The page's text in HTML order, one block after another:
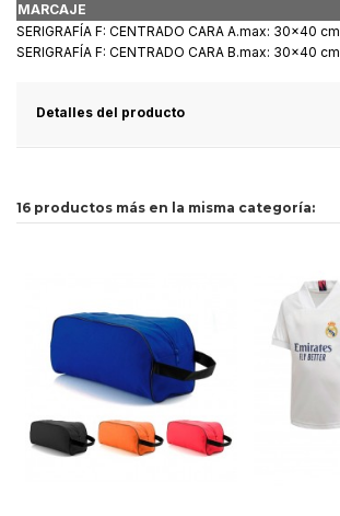
MARCAJE
SERIGRAFÍA F: CENTRADO CARA A.max: 30x40 cm
SERIGRAFÍA F: CENTRADO CARA B.max: 30x40 cm
Detalles del producto
16 productos más en la misma categoría: